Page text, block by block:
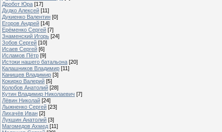
Дробот Юра [17]
Дудко Алексей [11]
Дукиенко Валентин [0]
Егоров Андрей [14]
Ерёменко Сергей [7]
Знаменский Игорь [24]
Зобов Сергей [10]
Исаев Сергей [6]
Исламов Пётр [9]
Истоки нашего батальона [20]
Калашников Владимир [11]
Канищев Владимир [3]
Кокирко Валерий [5]
Колобов Анатолий [28]
Кутин Владимир Николаевич [7]
Лёвин Николай [24]
Лыжненко Сергей [23]
Лихачёв Иван [2]
Лукшин Анатолий [3]
Магомедов Ахмед [11]